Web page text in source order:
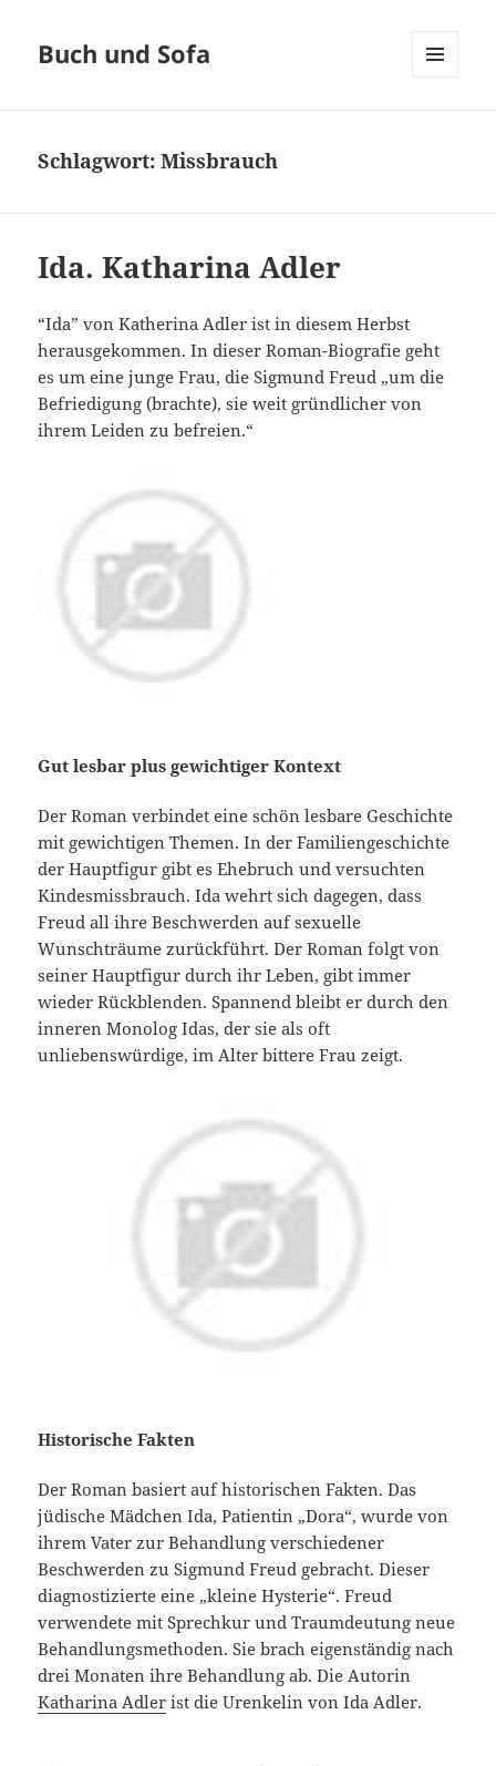
Buch und Sofa
Schlagwort:Missbrauch
Ida. Katharina Adler
“Ida” von Katherina Adler ist in diesem Herbst
herausgekommen. In dieser Roman-Biografie geht
es um eine junge Frau, die Sigmund Freud „um die
Befriedigung (brachte), sie weit gründlicher von
ihrem Leiden zu befreien.“
Gut lesbar plus gewichtiger Kontext
Der Roman verbindet eine schön lesbare Geschichte
mit gewichtigen Themen. In der Familiengeschichte
der Hauptfigur gibt es Ehebruch und versuchten
Kindesmissbrauch. Ida wehrt sich dagegen, dass
Freud all ihre Beschwerden auf sexuelle
Wunschträume zurückführt. Der Roman folgt von
seiner Hauptfigur durch ihr Leben, gibt immer
wieder Rückblenden. Spannend bleibt er durch den
inneren Monolog Idas, der sie als oft
unliebenswürdige, im Alter bittere Frau zeigt.
Historische Fakten
Der Roman basiert auf historischen Fakten. Das
jüdische Mädchen Ida, Patientin „Dora“, wurde von
ihrem Vater zur Behandlung verschiedener
Beschwerden zu Sigmund Freud gebracht. Dieser
diagnostizierte eine „kleine Hysterie“. Freud
verwendete mit Sprechkur und Traumdeutung neue
Behandlungsmethoden. Sie brach eigenständig nach
drei Monaten ihre Behandlung ab. Die Autorin
Katharina Adler ist die Urenkelin von Ida Adler.